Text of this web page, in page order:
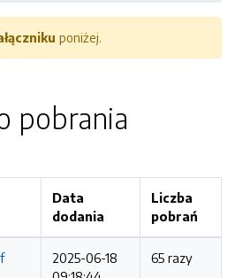
poniżej.
pobrania
Data
dodania
Liczba
pobrań
2025-06-18
65 razy